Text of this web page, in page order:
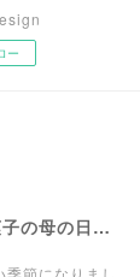
ー
お月さまリースと焼き菓子の母の日ギフトボックス
節になりまし